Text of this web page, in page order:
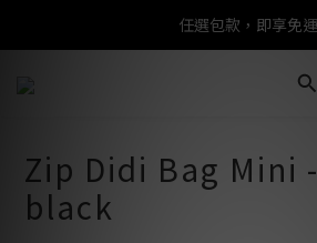
任選包款，即享免運
任選包款，即享免運
限時搶購！指定包款，單
Zip Didi Bag Mini
black